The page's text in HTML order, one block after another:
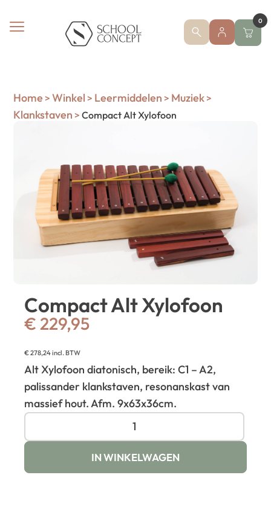
0
Home > Winkel > Leermiddelen > Muziek>
Klankstaven > Compact Alt Xylofoon
Compact Alt Xylofoon
€ 229,95
€278,24incl. BTW
Alt Xylofoon diatonisch, bereik: C1 – A2,
palissander klankstaven, resonanskast van
massief hout. Afm. 9x63x36cm.
IN WINKELWAGEN